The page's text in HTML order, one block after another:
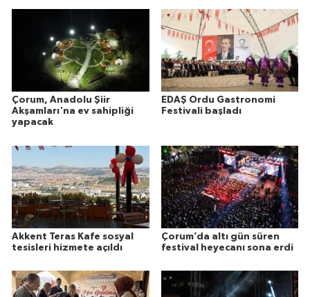
Çorum, Anadolu Şiir
Akşamları'na ev sahipliği
yapacak
EDAŞ Ordu Gastronomi
Festivali başladı
Akkent Teras Kafe sosyal
tesisleri hizmete açıldı
Çorum’da altı gün süren
festival heyecanı sona erdi